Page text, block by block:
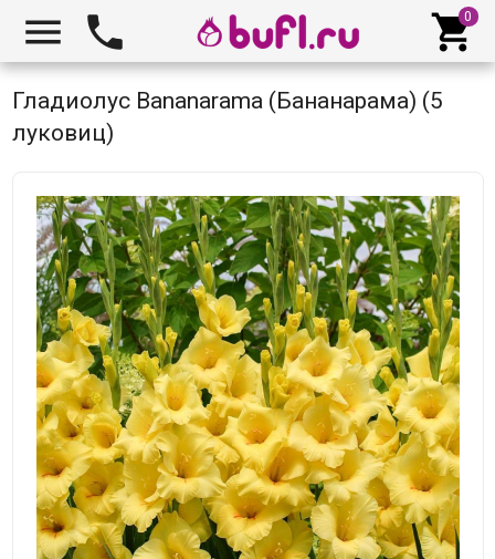
  
Гладиолус Bananarama (Бананарама) (5
луковиц)